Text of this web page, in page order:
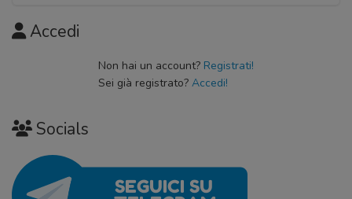
Accedi
Non hai un account? Registrati!
Sei già registrato? Accedi!
Socials